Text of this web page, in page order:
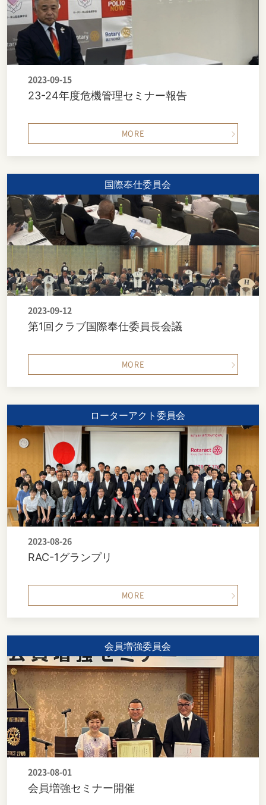
2023-09-15
23-24年度危機管理セミナー報告
MORE
国際奉仕委員会
2023-09-12
第1回クラブ国際奉仕委員長会議
MORE
ローターアクト委員会
2023-08-26
RAC-1グランプリ
MORE
会員増強委員会
2023-08-01
会員増強セミナー開催